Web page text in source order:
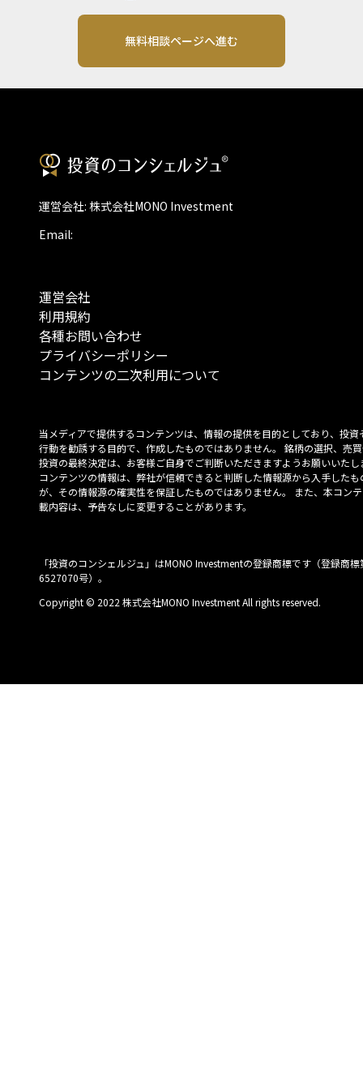
無料相談ページへ進む
運営会社: 株式会社MONO Investment
Email:
運営会社
利用規約
各種お問い合わせ
プライバシーポリシー
コンテンツの二次利用について
当メディアで提供するコンテンツは、情報の提供を目的としており、投資
行動を勧誘する目的で、作成したものではありません。 銘柄の選択、売
投資の最終決定は、お客様ご自身でご判断いただきますようお願いいたし
コンテンツの情報は、弊社が信頼できると判断した情報源から入手したも
が、その情報源の確実性を保証したものではありません。 また、本コン
載内容は、予告なしに変更することがあります。
「投資のコンシェルジュ」はMONO Investmentの登録商標です（登録商標
6527070号）。
Copyright © 2022 株式会社MONO Investment All rights reserved.